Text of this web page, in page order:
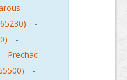
-
-
- Prechac
-